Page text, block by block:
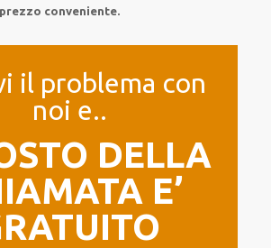
conveniente.
il problema con
noi e..
DELLA
E’